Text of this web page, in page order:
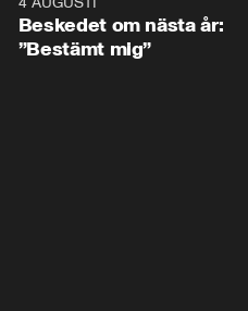
Beskedet om nästa år:
”Bestämt mig”